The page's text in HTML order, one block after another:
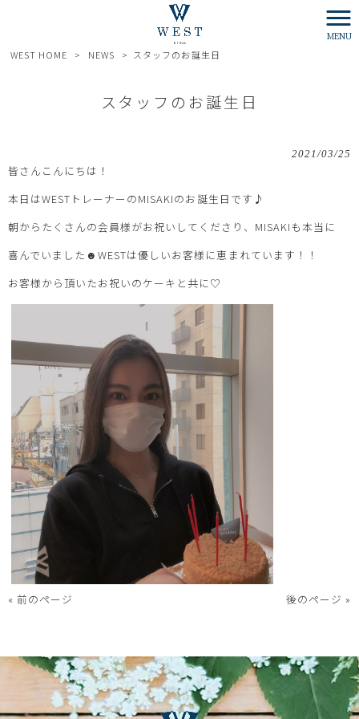
MENU
WEST HOME > NEWS > スタッフのお誕生日
スタッフのお誕生日
2021/03/25
皆さんこんにちは！
本日はWESTトレーナーのMISAKIのお誕生日です♪
朝からたくさんの会員様がお祝いしてくださり、MISAKIも本当に
喜んでいました☻WESTは優しいお客様に恵まれています！！
お客様から頂いたお祝いのケーキと共に♡
« 前のページ 後のページ »